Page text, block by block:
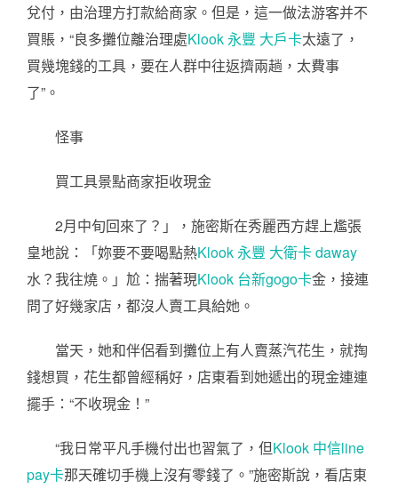
兌付，由治理方打款給商家。但是，這一做法游客并不
買賬，“良多攤位離治理處Klook 永豐 大戶卡太遠了，
買幾塊錢的工具，要在人群中往返擠兩趟，太費事
了”。
怪事
買工具景點商家拒收現金
2月中旬回來了？」，施密斯在秀麗西方趕上尷張
皇地說：「妳要不要喝點熱Klook 永豐 大衛卡 daway
水？我往燒。」尬：揣著現Klook 台新gogo卡金，接連
問了好幾家店，都沒人賣工具給她。
當天，她和伴侶看到攤位上有人賣蒸汽花生，就掏
錢想買，花生都曾經稱好，店東看到她遞出的現金連連
擺手：“不收現金！”
“我日常平凡手機付出也習氣了，但Klook 中信line
pay卡那天確切手機上沒有零錢了。”施密斯說，看店東